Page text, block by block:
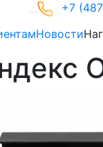
+7
Новости